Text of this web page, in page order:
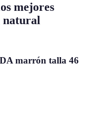
mejores
natural
marrón talla 46